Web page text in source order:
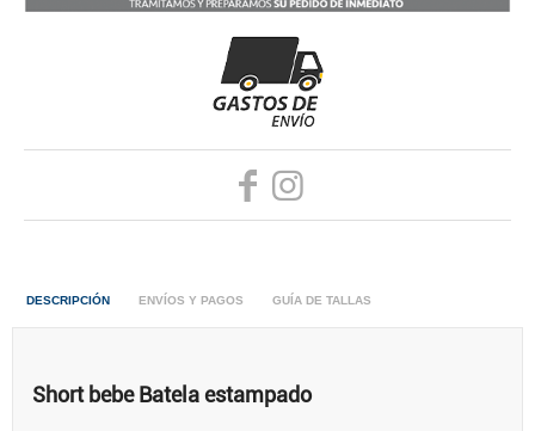
DESCRIPCIÓN ENVÍOS Y PAGOS GUÍA DE TALLAS
Short bebe Batela estampado